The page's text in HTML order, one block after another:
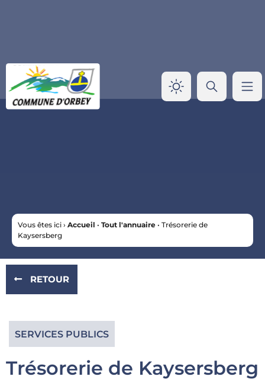
Vous êtes ici › Accueil • Tout l'annuaire • Trésorerie de
Kaysersberg
RETOUR
SERVICES PUBLICS
Trésorerie de Kaysersberg